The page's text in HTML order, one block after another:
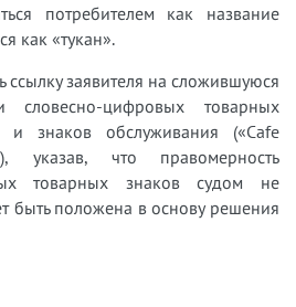
потребителем как название
как «тукан».
ссылку заявителя на сложившуюся
словесно-цифровых товарных
и знаков обслуживания («Cafe
указав, что правомерность
товарных знаков судом не
быть положена в основу решения